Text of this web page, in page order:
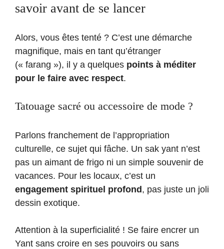
savoir avant de se lancer
Alors, vous êtes tenté ? C’est une démarche
magnifique, mais en tant qu’étranger
(« farang »), il y a quelques points à méditer
pour le faire avec respect.
Tatouage sacré ou accessoire de mode ?
Parlons franchement de l’appropriation
culturelle, ce sujet qui fâche. Un sak yant n’est
pas un aimant de frigo ni un simple souvenir de
vacances. Pour les locaux, c’est un
engagement spirituel profond, pas juste un joli
dessin exotique.
Attention à la superficialité ! Se faire encrer un
Yant sans croire en ses pouvoirs ou sans